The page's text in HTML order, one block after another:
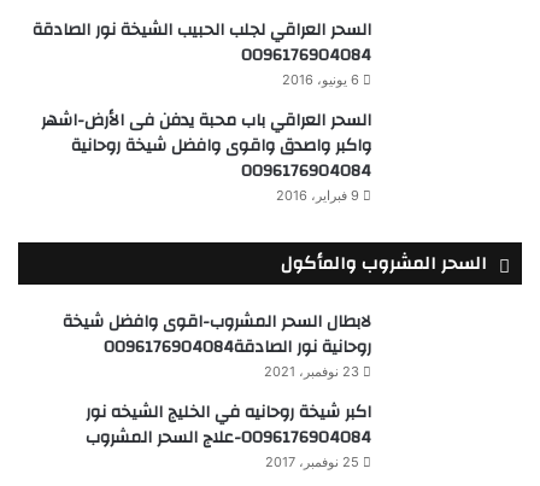
السحر العراقي لجلب الحبيب الشيخة نور الصادقة
0096176904084
6 يونيو، 2016
السحر العراقي باب محبة يدفن فى الأرض-اشهر
واكبر واصدق واقوى وافضل شيخة روحانية
0096176904084
9 فبراير، 2016
السحر المشروب والمأكول
لابطال السحر المشروب-اقوى وافضل شيخة
روحانية نور الصادقة0096176904084
23 نوفمبر، 2021
اكبر شيخة روحانيه في الخليج الشيخه نور
0096176904084-علاج السحر المشروب
25 نوفمبر، 2017